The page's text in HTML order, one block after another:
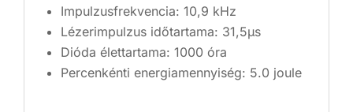
Impulzusfrekvencia: 10,9 kHz
Lézerimpulzus időtartama: 31,5μs
Dióda élettartama: 1000 óra
Percenkénti energiamennyiség: 5.0 joule